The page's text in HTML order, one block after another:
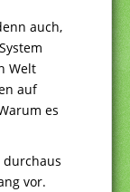
auch,
Welt
auf
es
durchaus
vor.